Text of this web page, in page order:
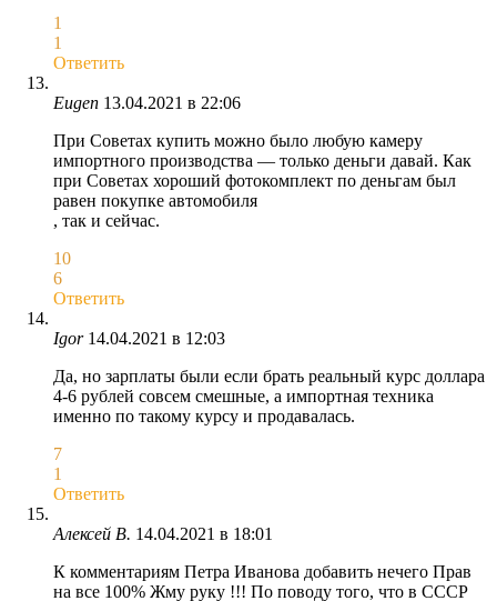
1
1
Ответить
Eugen 13.04.2021 в 22:06
При Советах купить можно было любую камеру
импортного производства — только деньги давай. Как
при Советах хороший фотокомплект по деньгам был
равен покупке автомобиля
, так и сейчас.
10
6
Ответить
Igor 14.04.2021 в 12:03
Да, но зарплаты были если брать реальный курс доллара
4-6 рублей совсем смешные, а импортная техника
именно по такому курсу и продавалась.
7
1
Ответить
Алексей В. 14.04.2021 в 18:01
К комментариям Петра Иванова добавить нечего Прав
на все 100% Жму руку !!! По поводу того, что в СССР